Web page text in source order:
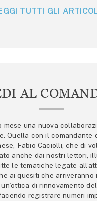
TUTTI GLI
AL
mese una nuova
Quella con il comandante
Fabio Caciolli, che di
anche dai nostri lettori,
le tematiche legate
ai quesiti che arriveranno
di rinnovamento
registrare numeri